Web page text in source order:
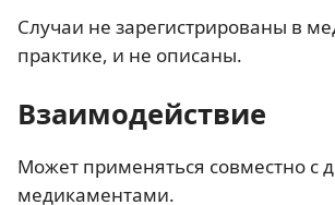
Случаи не зарегистрированы в
практике, и не описаны.
Взаимодействие
Может применяться совместно с
медикаментами.